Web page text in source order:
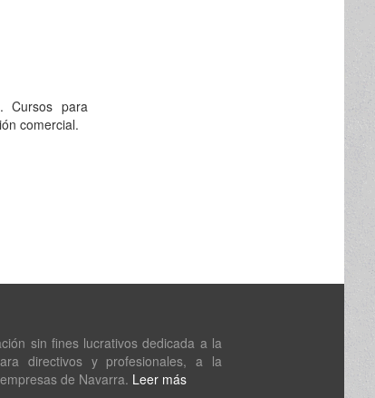
Cursos para
comercial.
sin fines lucrativos dedicada a la
directivos y profesionales, a la
de Navarra. Leer más